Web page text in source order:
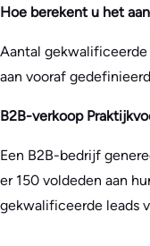
Hoe berekent u het
Aantal gekwalificeerde
aan vooraf
B2B-verkoop
Een B2B-bedrijf
er 150 voldeden aan
gekwalificeerde leads